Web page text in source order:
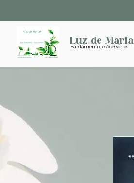
Luz de Maria
Fardamentos e Acessórios